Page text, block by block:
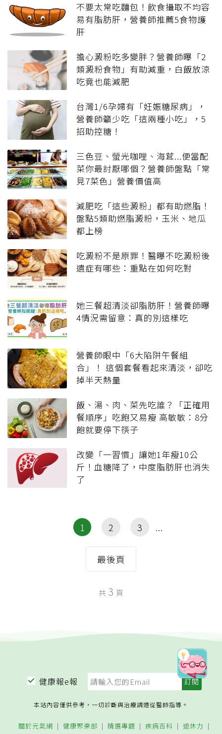
不要太常吃麵包！飲食攝取不均容
易有脂肪肝，營養師推薦5食物護
肝
擔心澱粉吃多變胖？營養師曝「2
類澱粉食物」有助減重，白飯放涼
吃竟也能減肥
台灣1/6孕婦有「妊娠糖尿病」，
營養師籲少吃「這兩種小吃」，5
招助控糖！
三色豆、螢光咖哩、海茸...便當配
菜你最討厭哪個？營養師盤點「常
見7菜色」營養價值高
減肥吃「這些澱粉」都有助燃脂！
盤點5類助燃脂澱粉，玉米、地瓜
都上榜
吃澱粉不是原罪！醫曝不吃澱粉後
遺症有哪些：重點在如何吃對
她三餐超清淡卻脂肪肝！營養師曝
4情況需留意：真的別這樣吃
營養師眼中「6大陷阱午餐組
合」！ 這個套餐看起來清淡，卻吃
掉半天熱量
飯、湯、肉、菜先吃誰？「正確用
餐順序」吃飽又易瘦 高敏敏：8分
飽就要停下筷子
改變「一習慣」讓她1年瘦10公
斤！血糖降了，中度脂肪肝也消失
了
1 2 3
最後頁
共 3 頁
健康報e報
本站內容僅供參考，一切診斷與治療請遵從醫師指導。
關於元氣網 健康聚樂部 精選專題 疾病百科 退休力